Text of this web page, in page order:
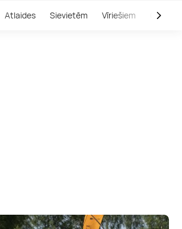
Atlaides Sievietēm Vīriešiem Outlet